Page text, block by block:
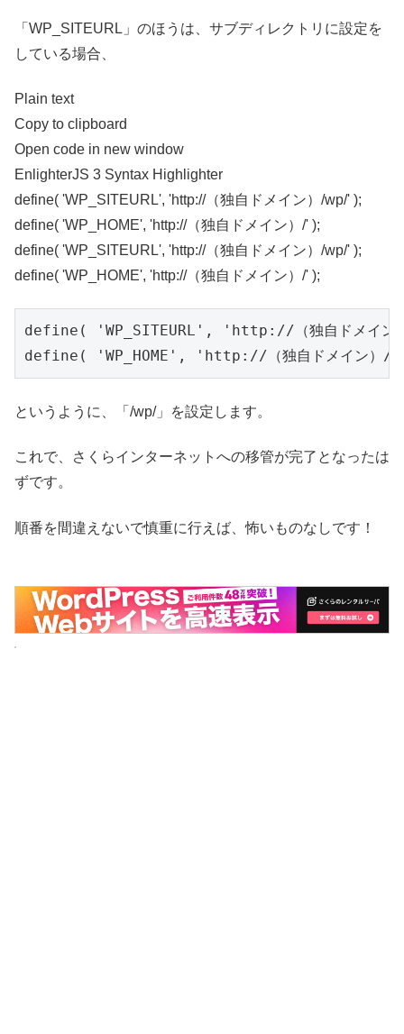
「WP_SITEURL」のほうは、サブディレクトリに設定を
している場合、
Plain text
Copy to clipboard
Open code in new window
EnlighterJS 3 Syntax Highlighter
define( 'WP_SITEURL', 'http://（独自ドメイン）/wp/' );
define( 'WP_HOME', 'http://（独自ドメイン）/' );
define( 'WP_SITEURL', 'http://（独自ドメイン）/wp/' );
define( 'WP_HOME', 'http://（独自ドメイン）/' );
define( 'WP_SITEURL', 'http://（独自ドメイ
define( 'WP_HOME', 'http://（独自ドメイン
というように、「/wp/」を設定します。
これで、さくらインターネットへの移管が完了となったは
ずです。
順番を間違えないで慎重に行えば、怖いものなしです！